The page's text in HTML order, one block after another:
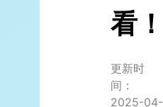
看！
更新时
间：
2025-04-